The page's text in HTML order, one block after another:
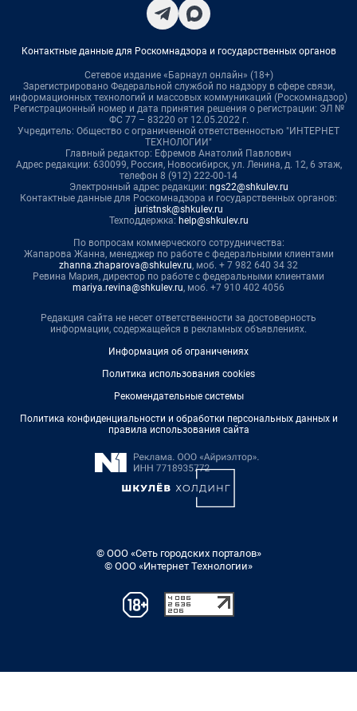
Контактные данные для Роскомнадзора и государственных органов
Сетевое издание «Барнаул онлайн» (18+)
Зарегистрировано Федеральной службой по надзору в сфере связи,
информационных технологий и массовых коммуникаций (Роскомнадзор)
Регистрационный номер и дата принятия решения о регистрации: ЭЛ №
ФС 77 – 83220 от 12.05.2022 г.
Учредитель: Общество с ограниченной ответственностью "ИНТЕРНЕТ
ТЕХНОЛОГИИ"
Главный редактор: Ефремов Анатолий Павлович
Адрес редакции: 630099, Россия, Новосибирск, ул. Ленина, д. 12, 6 этаж,
телефон 8 (912) 222-00-14
Электронный адрес редакции: ngs22@shkulev.ru
Контактные данные для Роскомнадзора и государственных органов:
juristnsk@shkulev.ru
Техподдержка: help@shkulev.ru
По вопросам коммерческого сотрудничества:
Жапарова Жанна, менеджер по работе с федеральными клиентами
zhanna.zhaparova@shkulev.ru, моб. + 7 982 640 34 32
Ревина Мария, директор по работе с федеральными клиентами
mariya.revina@shkulev.ru, моб. +7 910 402 4056
Редакция сайта не несет ответственности за достоверность
информации, содержащейся в рекламных объявлениях.
Информация об ограничениях
Политика использования cookies
Рекомендательные системы
Политика конфиденциальности и обработки персональных данных и
правила использования сайта
© ООО «Сеть городских порталов»
© ООО «Интернет Технологии»